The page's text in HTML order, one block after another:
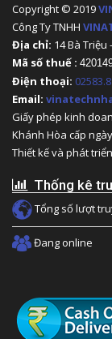
Copyright © 2019
Công Ty TNHH
Địa chỉ: 14 Bà
Mã số thuế :
Điện thoại:
Email:
Giấy phép kinh
Khánh Hòa cấp
Thiết kế và phát
Thống kê
Tổng số lượt
Đang online